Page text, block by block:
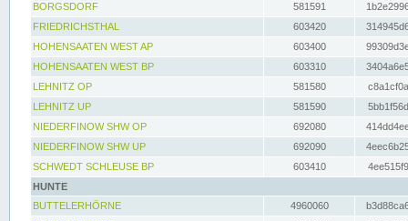
BORGSDORF
581591
FRIEDRICHSTHAL
603420
HOHENSAATEN WEST AP
603400
HOHENSAATEN WEST BP
603310
LEHNITZ OP
581580
LEHNITZ UP
581590
NIEDERFINOW SHW OP
692080
NIEDERFINOW SHW UP
692090
SCHWEDT SCHLEUSE BP
603410
HUNTE
BUTTELERHÖRNE
4960060